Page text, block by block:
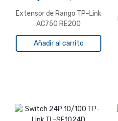
Extensor de Rango TP-Link
AC750 RE200
Añadir al carrito